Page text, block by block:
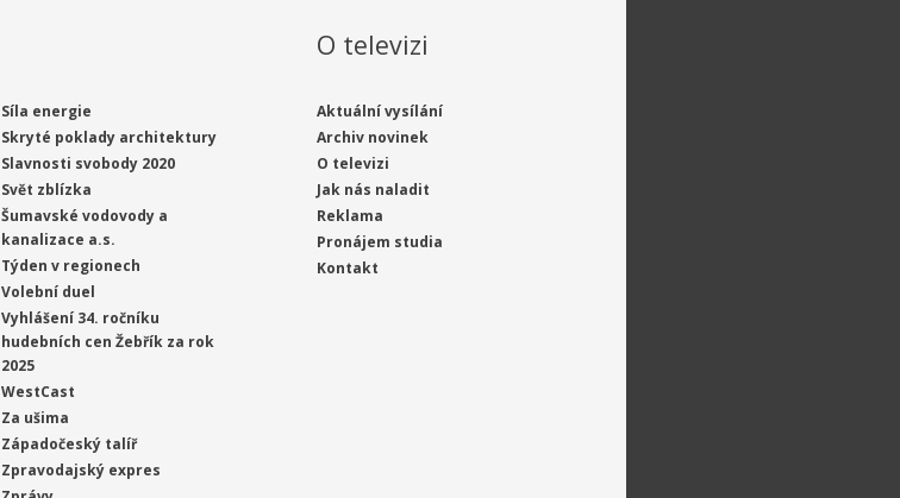
Síla energie
Skryté poklady architektury
Slavnosti svobody 2020
Svět zblízka
Šumavské vodovody a
kanalizace a.s.
Týden v regionech
Volební duel
Vyhlášení 34. ročníku
hudebních cen Žebřík za rok
2025
WestCast
Za ušima
Západočeský talíř
Zpravodajský expres
O televizi
Aktuální vysílání
Archiv novinek
O televizi
Jak nás naladit
Reklama
Pronájem studia
Kontakt